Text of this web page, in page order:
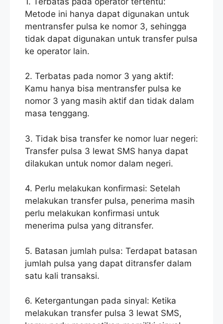
Metode ini hanya dapat digunakan untuk
mentransfer pulsa ke nomor 3, sehingga
tidak dapat digunakan untuk transfer pulsa
ke operator lain.
2. Terbatas pada nomor 3 yang aktif:
Kamu hanya bisa mentransfer pulsa ke
nomor 3 yang masih aktif dan tidak dalam
masa tenggang.
3. Tidak bisa transfer ke nomor luar negeri:
Transfer pulsa 3 lewat SMS hanya dapat
dilakukan untuk nomor dalam negeri.
4. Perlu melakukan konfirmasi: Setelah
melakukan transfer pulsa, penerima masih
perlu melakukan konfirmasi untuk
menerima pulsa yang ditransfer.
5. Batasan jumlah pulsa: Terdapat batasan
jumlah pulsa yang dapat ditransfer dalam
satu kali transaksi.
6. Ketergantungan pada sinyal: Ketika
melakukan transfer pulsa 3 lewat SMS,